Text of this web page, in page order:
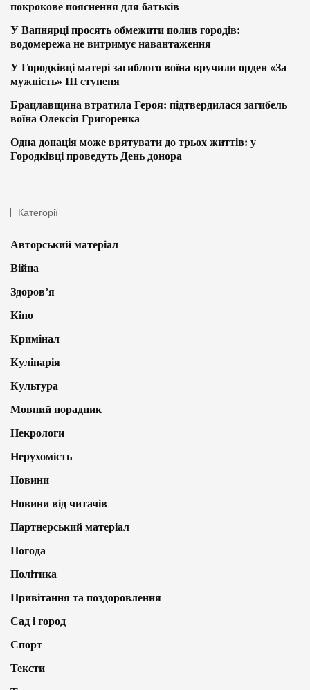
покрокове пояснення для батьків
У Вапнярці просять обмежити полив городів:
водомережа не витримує навантаження
У Городківці матері загиблого воїна вручили орден «За
мужність» ІІІ ступеня
Брацлавщина втратила Героя: підтвердилася загибель
воїна Олексія Григоренка
Одна донація може врятувати до трьох життів: у
Городківці проведуть День донора
Категорії
Авторський матеріал
Війна
Здоров’я
Кіно
Кримінал
Кулінарія
Культура
Мовний порадник
Некрологи
Нерухомість
Новини
Новини від читачів
Партнерський матеріал
Погода
Політика
Привітання та поздоровлення
Сад і город
Спорт
Тексти